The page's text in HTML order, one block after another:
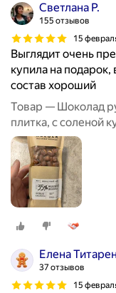
Светлана Р.
155 отзывов
15
Выглядит очень
купила на подарок,
состав хороший
Товар — Шоколад
плитка, с соленой
Елена
37 отзывов
15